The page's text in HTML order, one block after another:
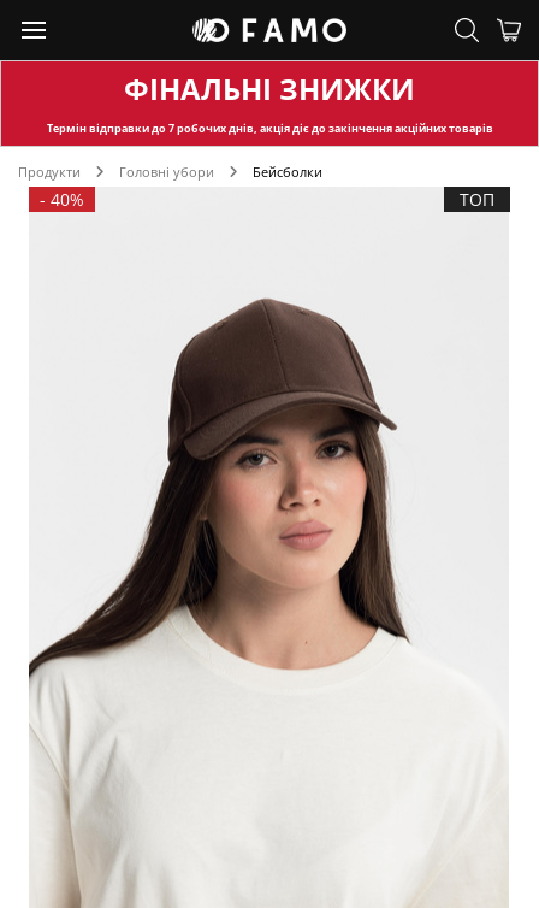
ФІНАЛЬНІ ЗНИЖКИ
Термін відправкидо 7 робочих днів, акція діє до закінчення акційних товарів
Продукти Головні убори Бейсболки
- 40% ТОП